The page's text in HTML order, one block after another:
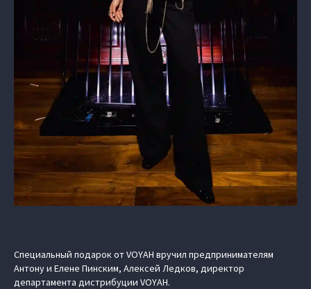
Специальный подарок от VOYAH вручил предпринимателям
Антону и Елене Пинским, Алексей Ледков, директор
департамента дистрибуции VOYAH.